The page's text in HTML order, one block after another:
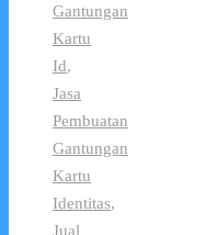
Gantungan
Kartu
Id,
Jasa
Pembuatan
Gantungan
Kartu
Identitas,
Jual